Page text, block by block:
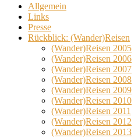
Allgemein
Links
Presse
Rückblick: (Wander)Reisen
(Wander)Reisen 2005
(Wander)Reisen 2006
(Wander)Reisen 2007
(Wander)Reisen 2008
(Wander)Reisen 2009
(Wander)Reisen 2010
(Wander)Reisen 2011
(Wander)Reisen 2012
(Wander)Reisen 2013